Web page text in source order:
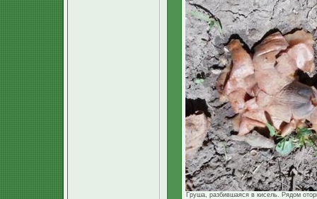
Груша, разбившаяся в кисель. Рядом